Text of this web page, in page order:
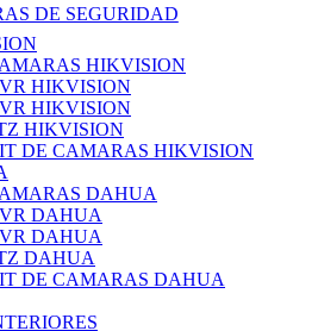
DE SEGURIDAD
HIKVISION
HIKVISION
HIKVISION
HIKVISION
DE CAMARAS HIKVISION
DAHUA
DAHUA
DAHUA
DAHUA
DE CAMARAS DAHUA